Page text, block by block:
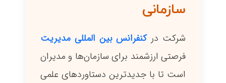
سازمانی
شرکت درکنفرانس بین المللی مدیریت
فرصتی ارزشمند برای سازمان‌ها و مدیران
است تا با جدیدترین دستاوردهای علمی